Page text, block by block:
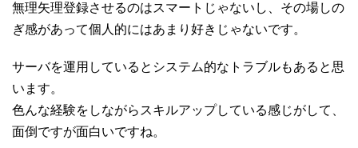
無理矢理登録させるのはスマートじゃないし、その場しの
ぎ感があって個人的にはあまり好きじゃないです。
サーバを運用しているとシステム的なトラブルもあると思
います。
色んな経験をしながらスキルアップしている感じがして、
面倒ですが面白いですね。